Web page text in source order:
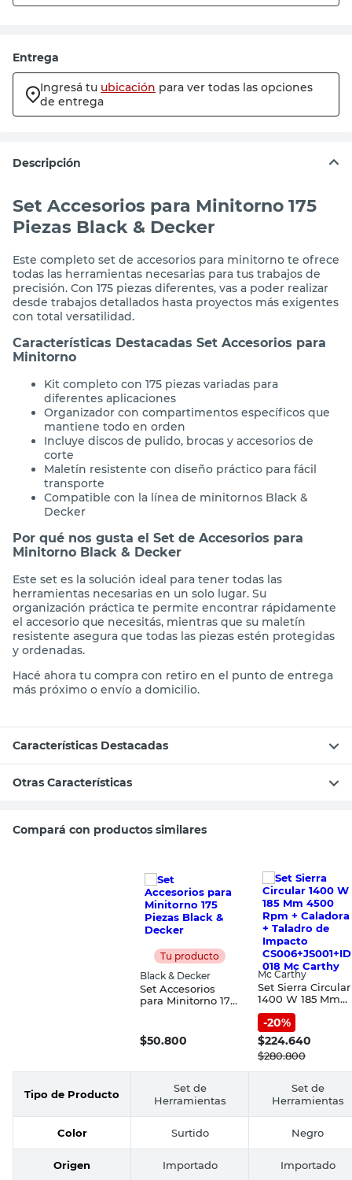
Entrega
Ingresá tu ubicación para ver todas las opciones
de entrega
Descripción
Set Accesorios para Minitorno 175
Piezas Black & Decker
Este completo set de accesorios para minitorno te ofrece
todas las herramientas necesarias para tus trabajos de
precisión. Con 175 piezas diferentes, vas a poder realizar
desde trabajos detallados hasta proyectos más exigentes
con total versatilidad.
Características Destacadas Set Accesorios para
Minitorno
Kit completo con 175 piezas variadas para
diferentes aplicaciones
Organizador con compartimentos específicos que
mantiene todo en orden
Incluye discos de pulido, brocas y accesorios de
corte
Maletín resistente con diseño práctico para fácil
transporte
Compatible con la línea de minitornos Black &
Decker
Por qué nos gusta el Set de Accesorios para
Minitorno Black & Decker
Este set es la solución ideal para tener todas las
herramientas necesarias en un solo lugar. Su
organización práctica te permite encontrar rápidamente
el accesorio que necesitás, mientras que su maletín
resistente asegura que todas las piezas estén protegidas
y ordenadas.
Hacé ahora tu compra con retiro en el punto de entrega
más próximo o envío a domicilio.
Características Destacadas
Otras Características
Compará con productos similares
Tu producto
Black & Decker
Set Accesorios
para Minitorno 175
$50.800
Mc Carthy
Set Sierra Circular
1400 W 185 Mm
4500 Rpm +
Caladora +
de Impacto
8 Mc Carthy
-20%
$224.640
$280.800
Tipo de Producto
Set de
Herramientas
Set de
Herramientas
Color Surtido Negro
Origen Importado Importado